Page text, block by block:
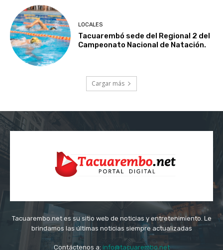
LOCALES
Tacuarembó sede del Regional 2 del
Campeonato Nacional de Natación.
Cargar más
Tacuarembo.net es su sitio web de noticias y entretenimiento. Le
brindamos las últimas noticias siempre actualizadas
Contáctenos a: info@tacuarembo.net